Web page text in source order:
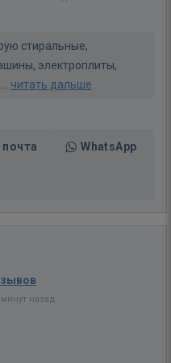
стиральные,
электроплиты,
читать дальше
WhatsApp
назад